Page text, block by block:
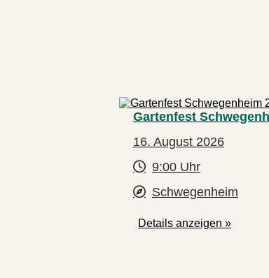
Gartenfest
16. August 2026
9:00 Uhr
Schwegenheim
Details anzeigen »